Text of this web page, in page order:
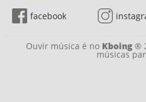
facebook
Ouvir música é no Kboing®
músicas